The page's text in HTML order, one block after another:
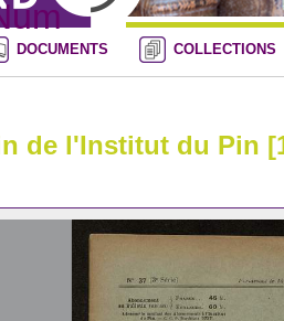
DOCUMENTS COLLECTIONS
de l'Institut du Pin